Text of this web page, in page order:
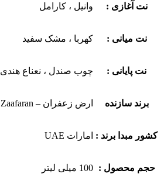
نت آغازی : وانیل ، کارامل
نت میانی : کهربا ، مشک سفید
نت پایانی : چوب صندل ، نعناع هندی
برند سازنده ارض زعفران – Ard Al Zaafaran
کشور مبدا برند : امارات UAE
حجم محصول : 100 میلی لیتر